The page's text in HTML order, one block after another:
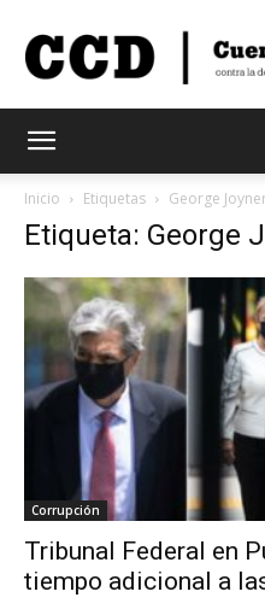
Inicio Etiquetas George
Etiqueta: George
Corrupción
Tribunal Federal en
tiempo adicional a